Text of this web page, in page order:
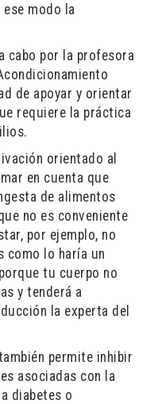
modo la
cabo por la profesora
de apoyar y orientar
requiere la práctica
orientado al
en cuenta que
de alimentos
no es conveniente
por ejemplo, no
como lo haría un
tu cuerpo no
y tenderá a
la experta del
permite inhibir
asociadas con la
diabetes o